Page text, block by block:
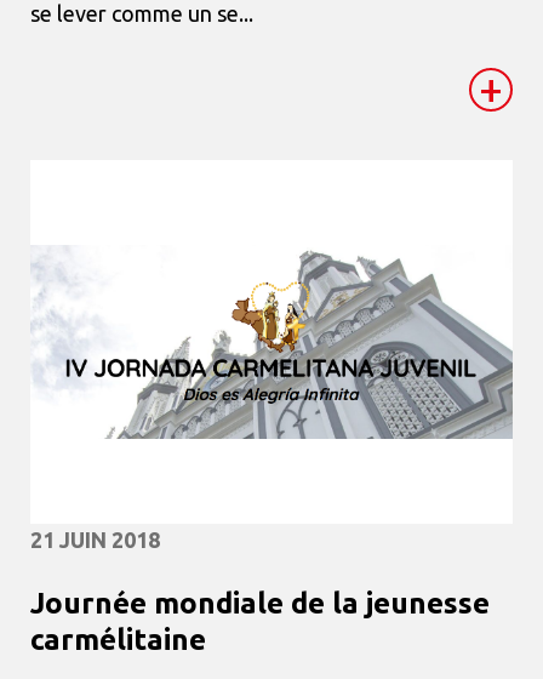
se lever comme un se...
+
21 JUIN 2018
Journée mondiale de la jeunesse
carmélitaine